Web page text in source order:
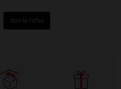
Voir la fiche